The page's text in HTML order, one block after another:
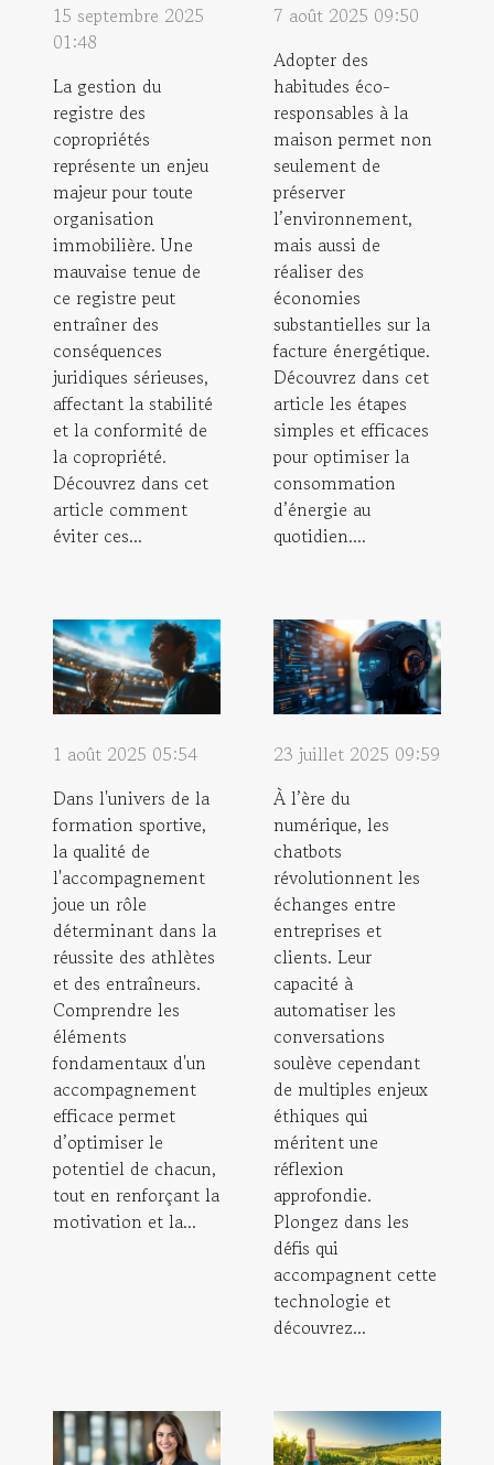
15 septembre 2025
01:48
La gestion du
registre des
copropriétés
représente un enjeu
majeur pour toute
organisation
immobilière. Une
mauvaise tenue de
ce registre peut
entraîner des
conséquences
juridiques sérieuses,
affectant la stabilité
et la conformité de
la copropriété.
Découvrez dans cet
article comment
éviter ces...
7 août 2025 09:50
Adopter des
habitudes éco-
responsables à la
maison permet non
seulement de
préserver
l’environnement,
mais aussi de
réaliser des
économies
substantielles sur la
facture énergétique.
Découvrez dans cet
article les étapes
simples et efficaces
pour optimiser la
consommation
d’énergie au
quotidien....
1 août 2025 05:54
Dans l'univers de la
formation sportive,
la qualité de
l'accompagnement
joue un rôle
déterminant dans la
réussite des athlètes
et des entraîneurs.
Comprendre les
éléments
fondamentaux d'un
accompagnement
efficace permet
d’optimiser le
potentiel de chacun,
tout en renforçant la
motivation et la...
23 juillet 2025 09:59
À l’ère du
numérique, les
chatbots
révolutionnent les
échanges entre
entreprises et
clients. Leur
capacité à
automatiser les
conversations
soulève cependant
de multiples enjeux
éthiques qui
méritent une
réflexion
approfondie.
Plongez dans les
défis qui
accompagnent cette
technologie et
découvrez...